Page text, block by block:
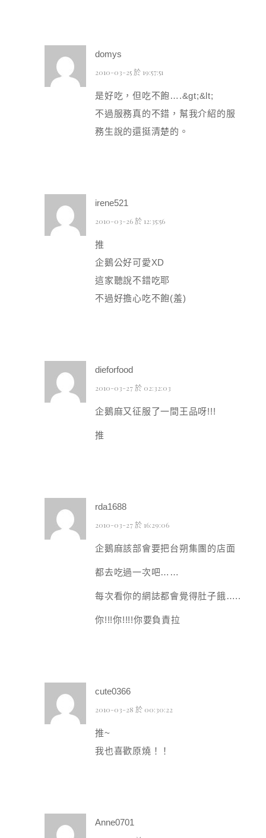
domys
2010-03-25 於 19:57:51
是好吃，但吃不飽….&gt;&lt;
不過服務真的不錯，幫我介紹的服
務生說的還挺清楚的。
irene521
2010-03-26 於 12:35:56
推
企鵝公好可愛XD
這家聽說不錯吃耶
不過好擔心吃不飽(羞)
dieforfood
2010-03-27 於 02:32:03
企鵝麻又征服了一間王品呀!!!
推
rda1688
2010-03-27 於 16:29:06
企鵝麻該部會要把台朔集團的店面
都去吃過一次吧……
每次看你的網誌都會覺得肚子餓…..
你!!!你!!!!你要負責拉
cute0366
2010-03-28 於 00:30:22
推~
我也喜歡原燒！！
Anne0701